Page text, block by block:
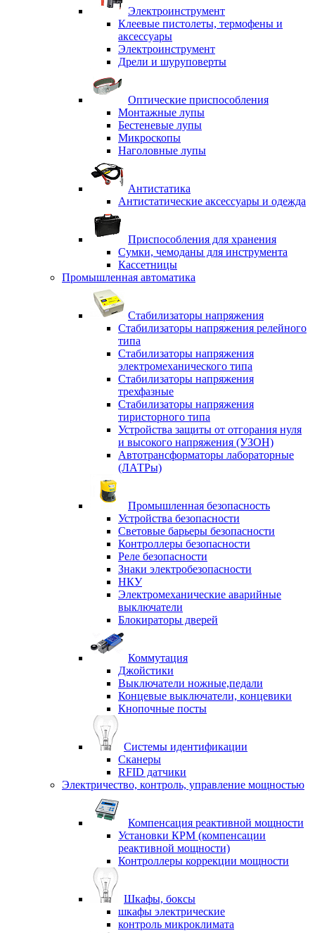
Электроинструмент
Клеевые пистолеты, термофены и
аксессуары
Электроинструмент
Дрели и шуруповерты
Оптические приспособления
Монтажные лупы
Бестеневые лупы
Микроскопы
Наголовные лупы
Антистатика
Антистатические аксессуары и одежда
Приспособления для хранения
Сумки, чемоданы для инструмента
Кассетницы
Промышленная автоматика
Стабилизаторы напряжения
Стабилизаторы напряжения релейного
типа
Стабилизаторы напряжения
электромеханического типа
Стабилизаторы напряжения
трехфазные
Стабилизаторы напряжения
тиристорного типа
Устройства защиты от отгорания нуля
и высокого напряжения (УЗОН)
Автотрансформаторы лабораторные
(ЛАТРы)
Промышленная безопасность
Устройства безопасности
Световые барьеры безопасности
Контроллеры безопасности
Реле безопасности
Знаки электробезопасности
НКУ
Электромеханические аварийные
выключатели
Блокираторы дверей
Коммутация
Джойстики
Выключатели ножные,педали
Концевые выключатели, концевики
Кнопочные посты
Системы идентификации
Сканеры
RFID датчики
Электричество, контроль, управление мощностью
Компенсация реактивной мощности
Установки КРМ (компенсации
реактивной мощности)
Контроллеры коррекции мощности
Шкафы, боксы
шкафы электрические
контроль микроклимата